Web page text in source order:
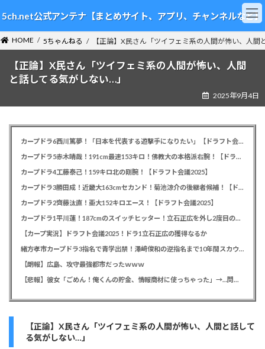
ン
テ
ン
ツ
ビ
ゲ
ー
シ
5ch.net公式アンテナ【まとめサイト、アプリ、チャンネルなど】
HOME 5ちゃんねる 【正論】X民さん「ツイフェミ系の人間が怖い、人
【正論】X民さん「ツイフェミ系の人間が怖い、人間
と話してる気がしない…」
2025年9月4日
カープドラ6西川篤夢！「日本を代表する遊撃手になりたい」【ドラフト会議2025】
カープドラ5赤木晴哉！191cm最速153キロ！佛教大の本格派右腕！【ドラフト会議2025】
カープドラ4工藤泰己！159キロ北の剛腕！【ドラフト会議2025】
カープドラ3勝田成！近畿大163cmセカンド！菊池涼介の後継者候補！【ドラフト会議2025】
カープドラ2齊藤汰直！亜大152キロエース！【ドラフト会議2025】
カープドラ1平川蓮！187cmのスイッチヒッター！立石正広を外し2度目の重複も新井監督がクジを引き当てる！【ドラフト会議2025】
【カープ実況】ドラフト会議2025！ドラ1立石正広の獲得なるか
緒方孝市カープドラ3指名で青学出禁！澤﨑俊和の逆指名まで10年間スカウト出禁
【朗報】広島、攻守最強都市だったｗｗｗ
【悲報】彼女「ごめん！俺くんの貯金、情報商材に使っちゃった」→…問い詰めたらギャン泣きされたんだが俺が悪いのか？
【正論】X民さん「ツイフェミ系の人間が怖い、人間と話して
る気がしない…」